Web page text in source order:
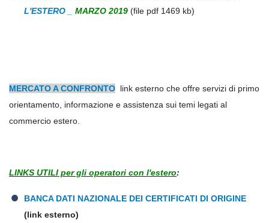
L'ESTERO _ MARZO 2019 (file pdf 1469 kb)
MERCATO A CONFRONTO link esterno che offre servizi di primo
orientamento, informazione e assistenza sui temi legati al
commercio estero.
LINKS UTILI per gli operatori con l'estero:
BANCA DATI NAZIONALE DEI CERTIFICATI DI ORIGINE
(link esterno)